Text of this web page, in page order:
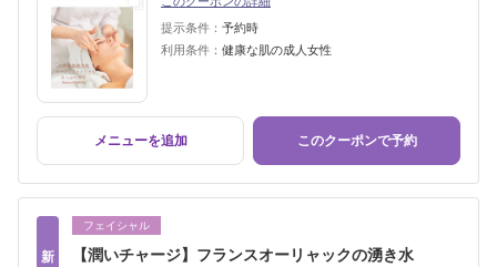
提示条件： 予約時
利用条件： 健康な肌の成人女性
メニューを追加 このクーポンで予約
新
フェイシャル
【潤いチャージ】フランスオーリャックの湧き水